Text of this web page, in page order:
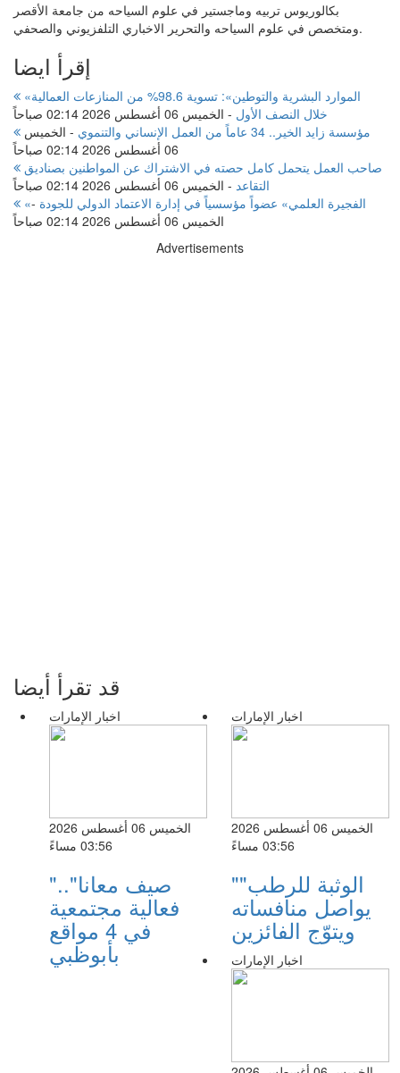
بكالوريوس تربيه وماجستير في علوم السياحه من جامعة الأقصر
ومتخصص في علوم السياحه والتحرير الاخباري التلفزيوني والصحفي.
إقرأ ايضا
«الموارد البشرية والتوطين»: تسوية 98.6% من المنازعات العمالية
خلال النصف الأول - الخميس 06 أغسطس 2026 02:14 صباحاً
مؤسسة زايد الخير.. 34 عاماً من العمل الإنساني والتنموي
- الخميس
06 أغسطس 2026 02:14 صباحاً
التقاعد - الخميس 06 أغسطس 2026 02:14 صباحاً
«الفجيرة العلمي» عضواً مؤسسياً في إدارة الاعتماد الدولي للجودة -
الخميس 06 أغسطس 2026 02:14 صباحاً
Advertisements
قد تقرأ أيضا
اخبار الإمارات
الخميس 06 أغسطس 2026
03:56 مساءً
"صيف معانا"..
فعالية مجتمعية
في 4 مواقع
بأبوظبي
اخبار الإمارات
الخميس 06 أغسطس 2026
03:56 مساءً
"الوثبة للرطب"
يواصل منافساته
ويتوّج الفائزين
اخبار الإمارات